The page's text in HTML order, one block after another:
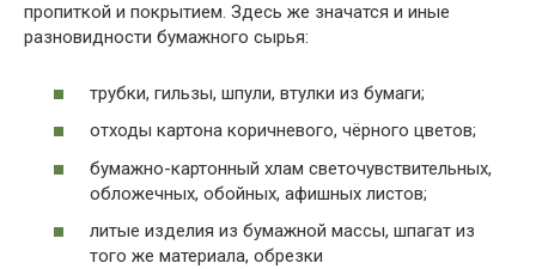
пропиткой и покрытием. Здесь же значатся и иные
разновидности бумажного сырья:
трубки, гильзы, шпули, втулки из бумаги;
отходы картона коричневого, чёрного цветов;
бумажно-картонный хлам светочувствительных,
обложечных, обойных, афишных листов;
литые изделия из бумажной массы, шпагат из
того же материала, обрезки